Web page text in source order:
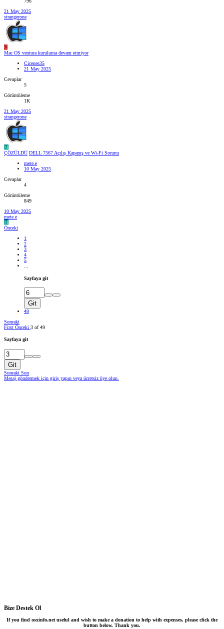
21 May 2025
strangerone
C
Mac OS ventura kuruluma devam etmiyor
Cicenes35
21 May 2025
Cevaplar
5
Görüntüleme
1K
21 May 2025
strangerone
M
ÇÖZÜLDÜ DELL 7567 Açılış Kapanış ve Wi-Fi Sorunu
mete.e
10 May 2025
Cevaplar
4
Görüntüleme
849
10 May 2025
mete.e
M
Önceki
1
2
3
4
5
...
Sayfaya git
Git
49
Sonraki
First Önceki 3 of 49
Sayfaya git
Git
Sonraki Son
Mesaj göndermek için giriş yapın veya ücretsiz üye olun.
Bize Destek Ol
If you find osxinfo.net useful and wish to make a donation to help with expenses, please click the
button below. Thank you.